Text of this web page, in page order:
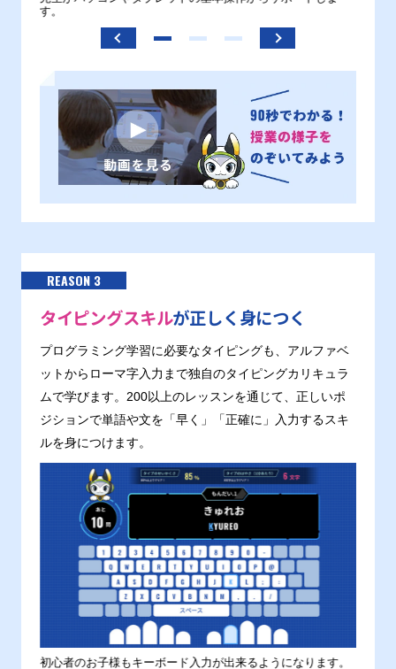
す。
REASON 3
タイピングスキルが正しく身につく
プログラミング学習に必要なタイピングも、アルファベ
ットからローマ字入力まで独自のタイピングカリキュラ
ムで学びます。200以上のレッスンを通じて、正しいポ
ジションで単語や文を「早く」「正確に」入力するスキ
ルを身につけます。
初心者のお子様もキーボード入力が出来るようになります。